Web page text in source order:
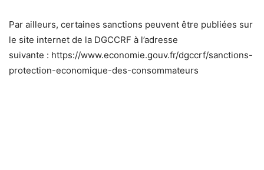
Par ailleurs, certaines sanctions peuvent être publiées sur
le site internet de la DGCCRF à l’adresse
suivante : https://www.economie.gouv.fr/dgccrf/sanctions-
protection-economique-des-consommateurs